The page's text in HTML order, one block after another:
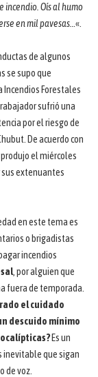
incendio. Oís al humo
en mil pavesas…«.
de algunos
se supo que
Incendios Forestales
sufrió una
por el riesgo de
De acuerdo con
el miércoles
sus extenuantes
en este tema es
o brigadistas
incendios
, por alguien que
fuera de temporada.
el cuidado
descuido mínimo
Es un
inevitable que sigan
de voz.